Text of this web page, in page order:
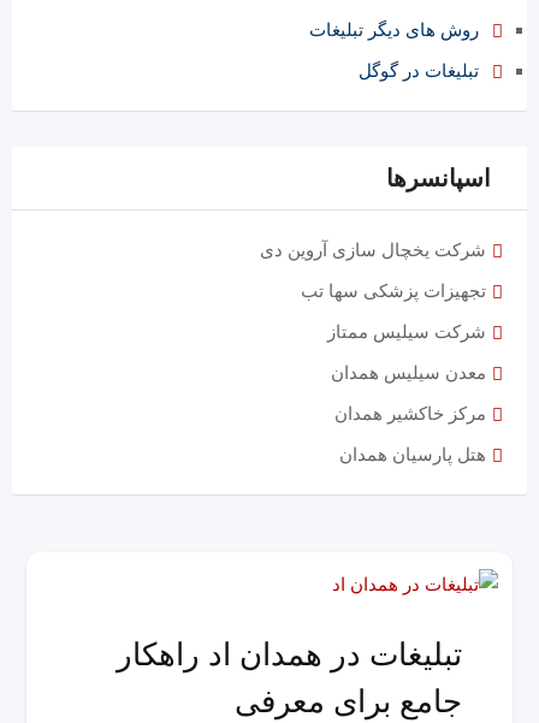
روش های دیگر تبلیغات
تبلیغات در گوگل
اسپانسرها
شرکت یخچال سازی آروین دی
تجهیزات پزشکی سها تب
شرکت سیلیس ممتاز
معدن سیلیس همدان
مرکز خاکشیر همدان
هتل پارسیان همدان
تبلیغات در همدان اد راهکار
جامع برای معرفی